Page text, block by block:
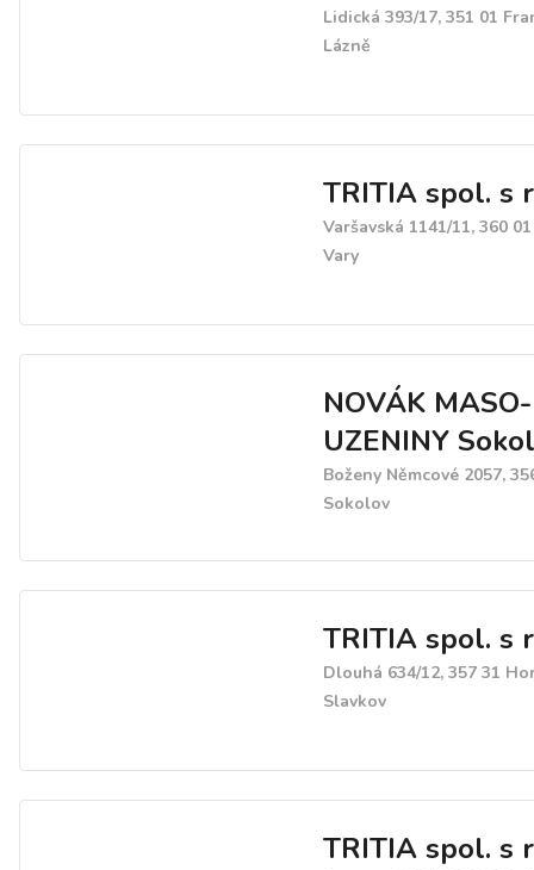
Lidická 393/17, 351 01
Lázně
TRITIA spol. s
Varšavská 1141/11, 360
Vary
NOVÁK MASO-
UZENINY
Boženy Němcové 2057,
Sokolov
TRITIA spol. s
Dlouhá 634/12, 357 31
Slavkov
TRITIA spol. s